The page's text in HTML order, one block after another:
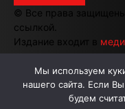
© Все права
ссылкой.
Издание входит в
Мы используем
нашего сайта. Если
будем